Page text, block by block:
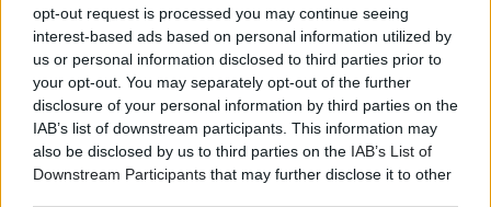
opt-out request is processed you may continue seeing
interest-based ads based on personal information utilized by
us or personal information disclosed to third parties prior to
your opt-out. You may separately opt-out of the further
disclosure of your personal information by third parties on the
IAB’s list of downstream participants. This information may
also be disclosed by us to third parties on the IAB’s List of
Downstream Participants that may further disclose it to other